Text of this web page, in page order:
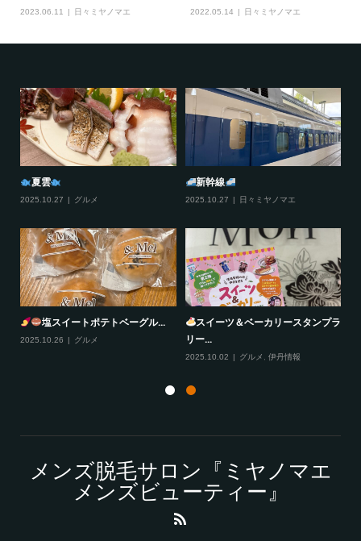
2023.06.11 日々ミヤノマエ 2022.05.14 日々ミヤノマエ
夏雲
2025.10.27 グルメ
新幹線
2025.10.27 日々ミヤノマエ
塩スイートポテトベーグル...
2025.10.26 グルメ
スイーツ＆ベーカリースタンプラ
リー...
2025.10.02 グルメ 伊丹情報
メンズ脱毛サロン『ミヤノマエ
メンズビューティー』